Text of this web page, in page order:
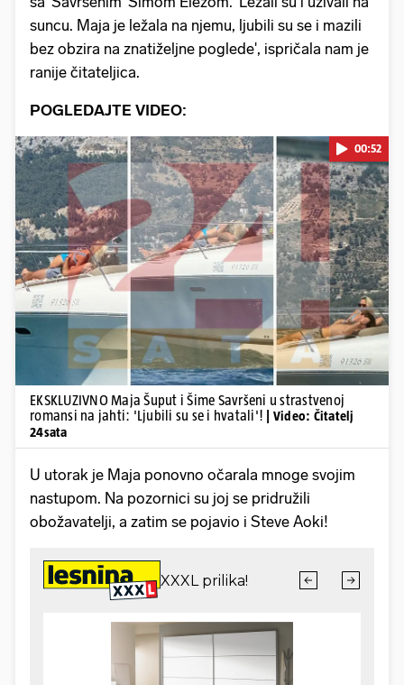
suncu. Maja je ležala na njemu, ljubili su se i mazili
bez obzira na znatiželjne poglede', ispričala nam je
ranije čitateljica.
POGLEDAJTE VIDEO:
Pokretanje videa...
00:52
EKSKLUZIVNO Maja Šuput i Šime Savršeni u strastvenoj
romansi na jahti: 'Ljubili su se i hvatali'!
| Video: Čitatelj
24sata
U utorak je Maja ponovno očarala mnoge svojim
nastupom. Na pozornici su joj se pridružili
obožavatelji, a zatim se pojavio i Steve Aoki!